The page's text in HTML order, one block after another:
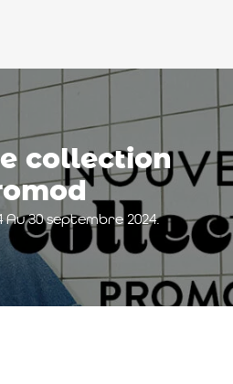
collection
Au 30 septembre 2024.